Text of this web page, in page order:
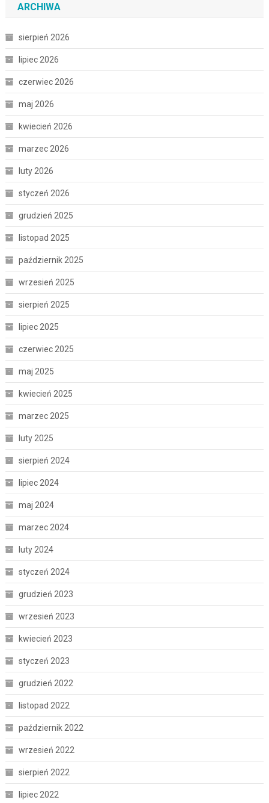
ARCHIWA
sierpień 2026
lipiec 2026
czerwiec 2026
maj 2026
kwiecień 2026
marzec 2026
luty 2026
styczeń 2026
grudzień 2025
listopad 2025
październik 2025
wrzesień 2025
sierpień 2025
lipiec 2025
czerwiec 2025
maj 2025
kwiecień 2025
marzec 2025
luty 2025
sierpień 2024
lipiec 2024
maj 2024
marzec 2024
luty 2024
styczeń 2024
grudzień 2023
wrzesień 2023
kwiecień 2023
styczeń 2023
grudzień 2022
listopad 2022
październik 2022
wrzesień 2022
sierpień 2022
lipiec 2022